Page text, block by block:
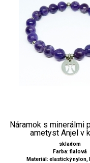
Náramok s minerálmi
ametyst Anjel v
skladom
Farba: fialová
Materiál: elastický nylon,